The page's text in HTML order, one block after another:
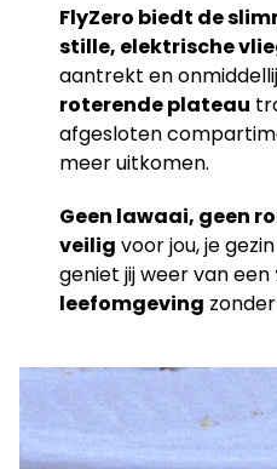
FlyZero biedt de
stille, elektrische
aantrekt en
roterende plateau
afgesloten
meer uitkomen.
Geen lawaai, geen
veilig voor jou, je
geniet jij weer van een
leefomgeving